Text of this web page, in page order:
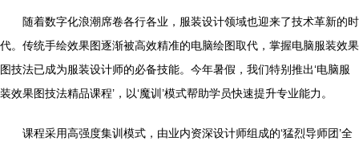
随着数字化浪潮席卷各行各业，服装设计领域也迎来了技术革新的时
代。传统手绘效果图逐渐被高效精准的电脑绘图取代，掌握电脑服装效果
图技法已成为服装设计师的必备技能。今年暑假，我们特别推出‘电脑服
装效果图技法精品课程’，以‘魔训’模式帮助学员快速提升专业能力。
课程采用高强度集训模式，由业内资深设计师组成的‘猛烈导师团’全